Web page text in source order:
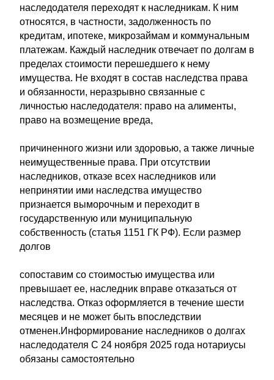
наследодателя переходят к наследникам. К ним
относятся, в частности, задолженность по
кредитам, ипотеке, микрозаймам и коммунальным
платежам. Каждый наследник отвечает по долгам в
пределах стоимости перешедшего к нему
имущества. Не входят в состав наследства права
и обязанности, неразрывно связанные с
личностью наследодателя: право на алименты,
право на возмещение вреда,
причиненного жизни или здоровью, а также личные
неимущественные права. При отсутствии
наследников, отказе всех наследников или
непринятии ими наследства имущество
признается выморочным и переходит в
государственную или муниципальную
собственность (статья 1151 ГК РФ). Если размер
долгов
сопоставим со стоимостью имущества или
превышает ее, наследник вправе отказаться от
наследства. Отказ оформляется в течение шести
месяцев и не может быть впоследствии
отменен.Информирование наследников о долгах
наследодателя С 24 ноября 2025 года нотариусы
обязаны самостоятельно